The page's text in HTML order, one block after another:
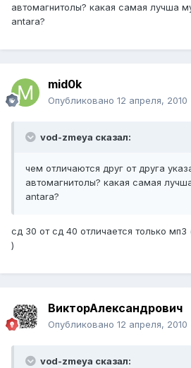
автомагнитолы? какая самая лучша
antara?
mid0k
Опубликовано 12 апреля, 2010
vod-zmeya сказал:
чем отличаются друг от друга
автомагнитолы? какая самая
antara?
сд 30 от сд 40 отличается только
)
ВикторАлександрович
Опубликовано 12 апреля, 2010
vod-zmeya сказал: